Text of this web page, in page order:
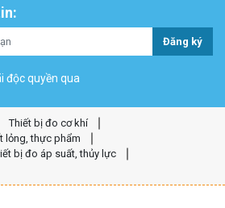
Đăng ký
độc quyền qua
Thiết bị đo cơ khí
lỏng, thực phẩm
bị đo áp suất, thủy lực